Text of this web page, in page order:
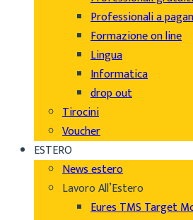
Professionali a
Formazione on line
Lingua
Informatica
drop out
Tirocini
Voucher
ESTERO
News estero
Lavoro All’Estero
Eures TMS Target